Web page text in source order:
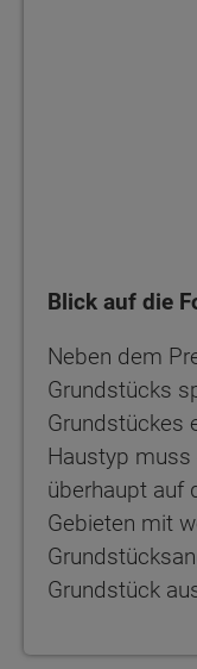
Blick auf die
Neben dem
Grundstücks
Grundstückes
Haustyp
überhaupt auf
Gebieten mit
Grundstück